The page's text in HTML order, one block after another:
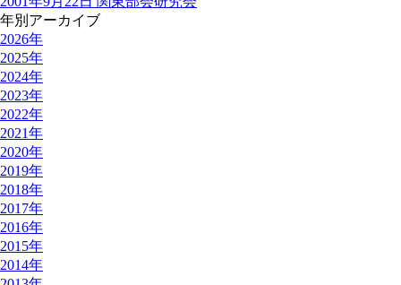
年別アーカイブ
2026年
2025年
2024年
2023年
2022年
2021年
2020年
2019年
2018年
2017年
2016年
2015年
2014年